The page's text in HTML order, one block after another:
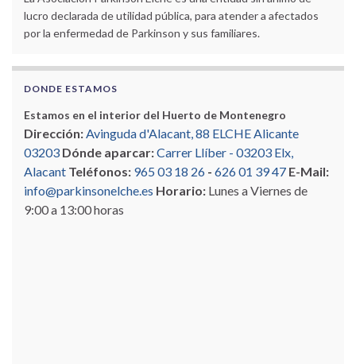
lucro declarada de utilidad pública, para atender a afectados
por la enfermedad de Parkinson y sus familiares.
DONDE ESTAMOS
Estamos en el interior del Huerto de Montenegro
Dirección:Avinguda d'Alacant, 88 ELCHE Alicante
03203 Dónde aparcar:Carrer Llíber - 03203 Elx,
Alacant Teléfonos: 965 03 18 26 - 626 01 39 47 E-Mail:
info@parkinsonelche.es Horario: Lunes a Viernes de
9:00 a 13:00 horas